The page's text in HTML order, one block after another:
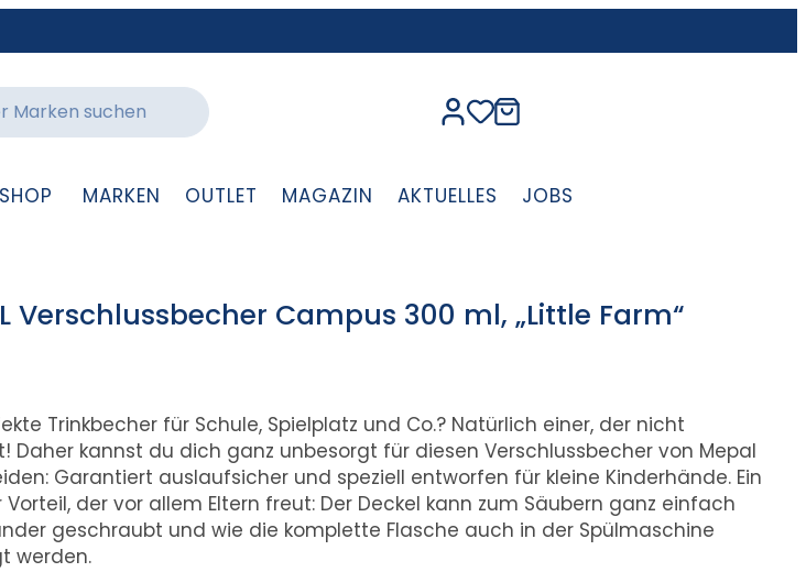
MARKEN OUTLET MAGAZIN AKTUELLES JOBS
Verschlussbecher Campus 300 ml, „Little Farm“
Trinkbecher für Schule, Spielplatz und Co.? Natürlich einer, der nicht
Daher kannst du dich ganz unbesorgt für diesen Verschlussbecher von Mepal
Garantiert auslaufsicher und speziell entworfen für kleine Kinderhände. Ein
Vorteil, der vor allem Eltern freut: Der Deckel kann zum Säubern ganz einfach
geschraubt und wie die komplette Flasche auch in der Spülmaschine
werden.